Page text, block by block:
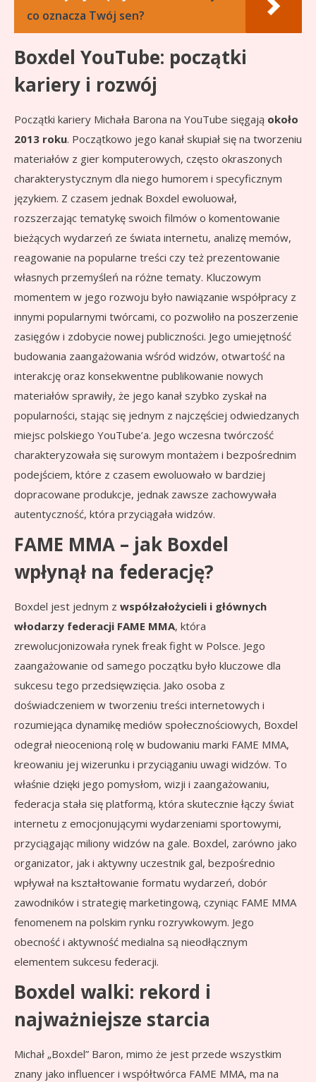
co oznacza Twój sen?
Boxdel YouTube: początki
kariery i rozwój
Początki kariery Michała Barona na YouTube sięgają około
2013 roku. Początkowo jego kanał skupiał się na tworzeniu
materiałów z gier komputerowych, często okraszonych
charakterystycznym dla niego humorem i specyficznym
językiem. Z czasem jednak Boxdel ewoluował,
rozszerzając tematykę swoich filmów o komentowanie
bieżących wydarzeń ze świata internetu, analizę memów,
reagowanie na popularne treści czy też prezentowanie
własnych przemyśleń na różne tematy. Kluczowym
momentem w jego rozwoju było nawiązanie współpracy z
innymi popularnymi twórcami, co pozwoliło na poszerzenie
zasięgów i zdobycie nowej publiczności. Jego umiejętność
budowania zaangażowania wśród widzów, otwartość na
interakcję oraz konsekwentne publikowanie nowych
materiałów sprawiły, że jego kanał szybko zyskał na
popularności, stając się jednym z najczęściej odwiedzanych
miejsc polskiego YouTube’a. Jego wczesna twórczość
charakteryzowała się surowym montażem i bezpośrednim
podejściem, które z czasem ewoluowało w bardziej
dopracowane produkcje, jednak zawsze zachowywała
autentyczność, która przyciągała widzów.
FAME MMA – jak Boxdel
wpłynął na federację?
Boxdel jest jednym z współzałożycieli i głównych
włodarzy federacji FAME MMA, która
zrewolucjonizowała rynek freak fight w Polsce. Jego
zaangażowanie od samego początku było kluczowe dla
sukcesu tego przedsięwzięcia. Jako osoba z
doświadczeniem w tworzeniu treści internetowych i
rozumiejąca dynamikę mediów społecznościowych, Boxdel
odegrał nieocenioną rolę w budowaniu marki FAME MMA,
kreowaniu jej wizerunku i przyciąganiu uwagi widzów. To
właśnie dzięki jego pomysłom, wizji i zaangażowaniu,
federacja stała się platformą, która skutecznie łączy świat
internetu z emocjonującymi wydarzeniami sportowymi,
przyciągając miliony widzów na gale. Boxdel, zarówno jako
organizator, jak i aktywny uczestnik gal, bezpośrednio
wpływał na kształtowanie formatu wydarzeń, dobór
zawodników i strategię marketingową, czyniąc FAME MMA
fenomenem na polskim rynku rozrywkowym. Jego
obecność i aktywność medialna są nieodłącznym
elementem sukcesu federacji.
Boxdel walki: rekord i
najważniejsze starcia
Michał „Boxdel” Baron, mimo że jest przede wszystkim
znany jako influencer i współtwórca FAME MMA, ma na